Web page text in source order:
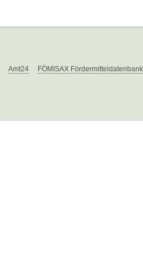
Amt24 FÖMISAX Fördermitteldatenbank